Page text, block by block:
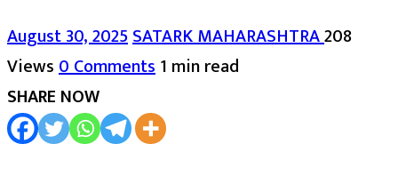
August 30, 2025SATARK MAHARASHTRA208
Views0 Comments1 min read
SHARE NOW